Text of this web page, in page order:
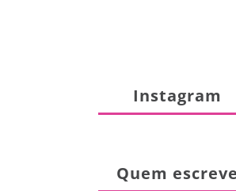
Instagram
Quem escreve